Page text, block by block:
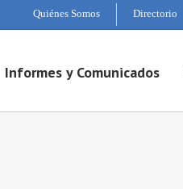
Quiénes Somos Directorio
Informes y Comunicados